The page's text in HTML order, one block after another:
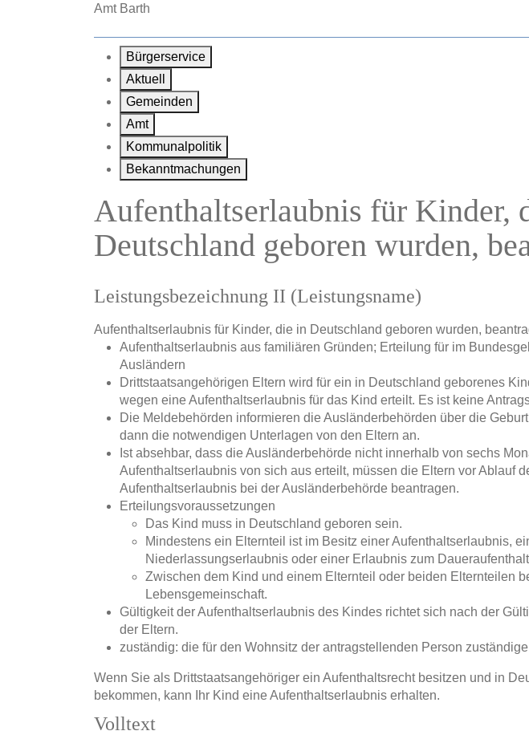
Zum Hauptinhalt springen
Amt Barth
Bürgerservice
Aktuell
Gemeinden
Amt
Kommunalpolitik
Bekanntmachungen
Aufenthaltserlaubnis für Kinder,
Deutschland geboren wurden,
Leistungsbezeichnung II (Leistungsname)
Aufenthaltserlaubnis für Kinder, die in Deutschland geboren wurden,
Aufenthaltserlaubnis aus familiären Gründen; Erteilung für im
Ausländern
Drittstaatsangehörigen Eltern wird für ein in Deutschland geborenes
wegen eine Aufenthaltserlaubnis für das Kind erteilt. Es ist keine
Die Meldebehörden informieren die Ausländerbehörden über die
dann die notwendigen Unterlagen von den Eltern an.
Ist absehbar, dass die Ausländerbehörde nicht innerhalb von sechs
Aufenthaltserlaubnis von sich aus erteilt, müssen die Eltern vor Ablauf
Aufenthaltserlaubnis bei der Ausländerbehörde beantragen.
Erteilungsvoraussetzungen
Das Kind muss in Deutschland geboren sein.
Mindestens ein Elternteil ist im Besitz einer Aufenthaltserlaubnis,
Niederlassungserlaubnis oder einer Erlaubnis zum
Zwischen dem Kind und einem Elternteil oder beiden Elternteilen
Lebensgemeinschaft.
Gültigkeit der Aufenthaltserlaubnis des Kindes richtet sich nach der
der Eltern.
zuständig: die für den Wohnsitz der antragstellenden Person
Wenn Sie als Drittstaatsangehöriger ein Aufenthaltsrecht besitzen und in
bekommen, kann Ihr Kind eine Aufenthaltserlaubnis erhalten.
Volltext